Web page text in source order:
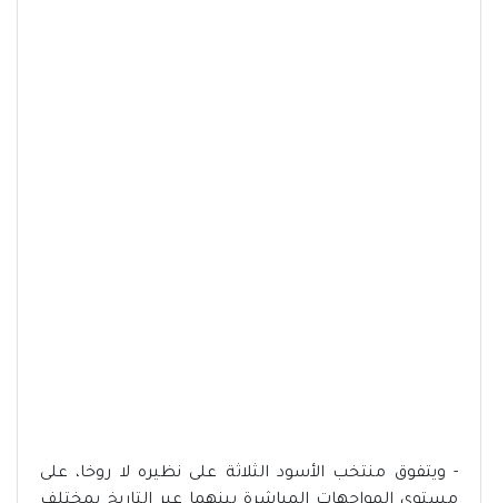
- ويتفوق منتخب الأسود الثلاثة على نظيره لا روخا، على